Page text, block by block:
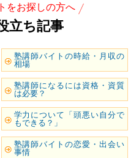
をお探しの方へ
立ち記事
塾講師バイトの時給・月収の
相場
塾講師になるには資格・資質
は必要？
学力について「頭悪い自分で
もできる？」
塾講師バイトの恋愛・出会い
事情